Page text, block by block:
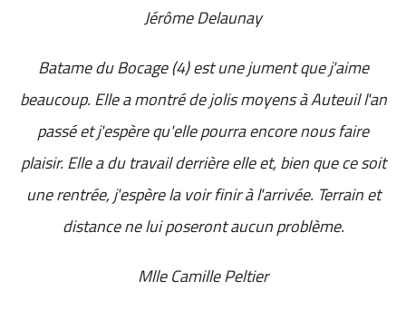
Jérôme Delaunay
Batame du Bocage (4) est une jument que j'aime
beaucoup. Elle a montré de jolis moyens à Auteuil l'an
passé et j'espère qu'elle pourra encore nous faire
plaisir. Elle a du travail derrière elle et, bien que ce soit
une rentrée, j'espère la voir finir à l'arrivée. Terrain et
distance ne lui poseront aucun problème.
Mlle Camille Peltier